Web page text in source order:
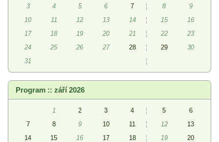
3
4 5 6 7 ¦ 8
9
10
11 12 13 14 ¦ 15
16
17
18 19 20 21 ¦ 22
23
24
25 26 27 28 ¦ 29
30
31
¦
Program :: září 2026
1 2 3 4 ¦ 5
6
7
8 9 10 11 ¦ 12
13
14
15 16 17 18 ¦ 19
20